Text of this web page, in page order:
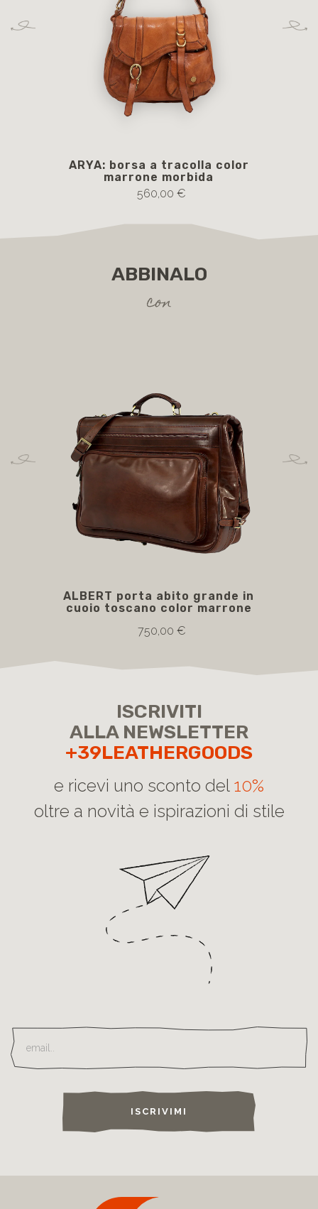
ARYA: borsa a tracolla color
marrone morbida
560,00 €
ABBINALO
con
ALBERT porta abito grande in
cuoio toscano color marrone
750,00 €
ISCRIVITI
ALLA NEWSLETTER
+39LEATHERGOODS
e ricevi uno sconto del 10%
oltre a novità e ispirazioni di stile
ISCRIVIMI